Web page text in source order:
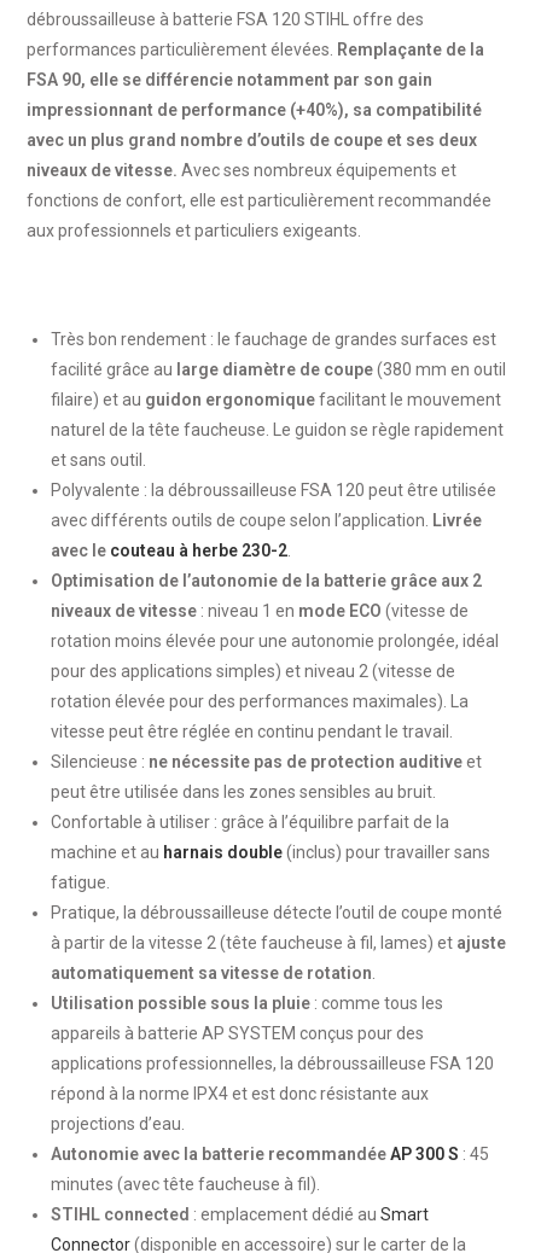
débroussailleuse à batterie FSA 120 STIHL offre des
performances particulièrement élevées. Remplaçante de la
FSA 90, elle se différencie notamment par son gain
impressionnant de performance (+40%), sa compatibilité
avec un plus grand nombre d’outils de coupe et ses deux
niveaux de vitesse.Avec ses nombreux équipements et
fonctions de confort, elle est particulièrement recommandée
aux professionnels et particuliers exigeants.
Très bon rendement : le fauchage de grandes surfaces est
facilité grâce au large diamètre de coupe(380 mm en outil
filaire) et au guidon ergonomiquefacilitant le mouvement
naturel de la tête faucheuse. Le guidon se règle rapidement
et sans outil.
Polyvalente : la débroussailleuse FSA 120 peut être utilisée
avec différents outils de coupe selon l’application. Livrée
avec le couteau à herbe 230-2
Optimisation de l’autonomie de la batterie grâce aux 2
niveaux de vitesse : niveau 1 en mode ECO (vitesse de
rotation moins élevée pour une autonomie prolongée, idéal
pour des applications simples) et niveau 2 (vitesse de
rotation élevée pour des performances maximales). La
vitesse peut être réglée en continu pendant le travail.
Silencieuse : ne nécessite pas de protection auditiveet
peut être utilisée dans les zones sensibles au bruit.
Confortable à utiliser : grâce à l’équilibre parfait de la
machine et au harnais double(inclus) pour travailler sans
fatigue.
Pratique, la débroussailleuse détecte l’outil de coupe monté
à partir de la vitesse 2 (tête faucheuse à fil, lames) et ajuste
automatiquement sa vitesse de rotation
Utilisation possible sous la pluie : comme tous les
appareils à batterie AP SYSTEM conçus pour des
applications professionnelles, la débroussailleuse FSA 120
répond à la norme IPX4 et est donc résistante aux
projections d’eau.
Autonomie avec la batterie recommandéeAP 300 S : 45
minutes (avec tête faucheuse à fil).
STIHL connected : emplacement dédié auSmart
Connector(disponible en accessoire) sur le carter de la